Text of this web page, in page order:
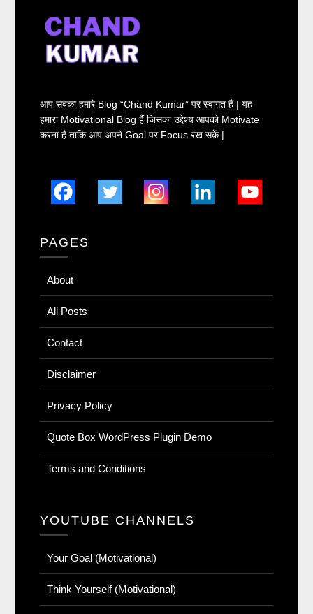
आप सबका हमारे Blog “Chand Kumar” पर स्वागत हैं | यह
हमारा Motivational Blog हैं जिसका उद्देश्य आपको Motivate
करना हैं ताकि आप अपने Goal पर Focus रख सकें |
PAGES
About
All Posts
Contact
Disclaimer
Privacy Policy
Quote Box WordPress Plugin Demo
Terms and Conditions
YOUTUBE CHANNELS
Your Goal (Motivational)
Think Yourself (Motivational)